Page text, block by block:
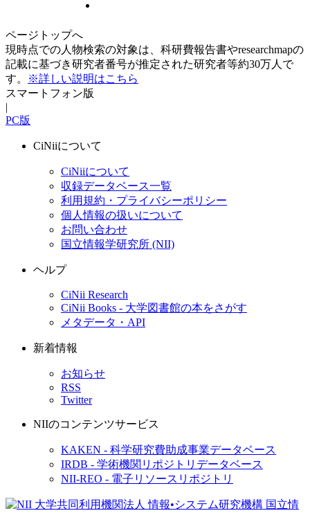
ページトップへ
現時点での人物検索の対象は、科研費報告書やresearchmapの
記載に基づき研究者番号が推定された研究者等約30万人で
す。
※詳しい説明はこちら
スマートフォン版
|
PC版
CiNiiについて
CiNiiについて
収録データベース一覧
利用規約・プライバシーポリシー
個人情報の扱いについて
お問い合わせ
国立情報学研究所 (NII)
ヘルプ
CiNii Research
CiNii Books - 大学図書館の本をさがす
メタデータ・API
新着情報
お知らせ
RSS
Twitter
NIIのコンテンツサービス
KAKEN - 科学研究費助成事業データベース
IRDB - 学術機関リポジトリデータベース
NII-REO - 電子リソースリポジトリ